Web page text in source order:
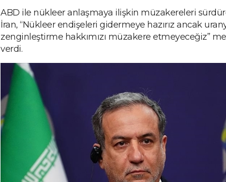
ABD ile nükleer anlaşmaya ilişkin müzakereleri
İran, “Nükleer endişeleri gidermeye hazırız ancak
zenginleştirme hakkımızı müzakere etmeyeceğiz”
verdi.